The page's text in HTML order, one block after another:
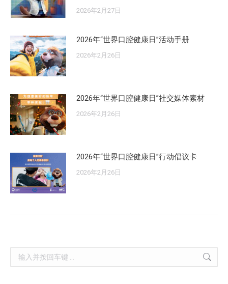
2026年2月27日
2026年“世界口腔健康日”活动手册
2026年2月26日
2026年“世界口腔健康日”社交媒体素材
2026年2月26日
2026年“世界口腔健康日”行动倡议卡
2026年2月26日
Search: